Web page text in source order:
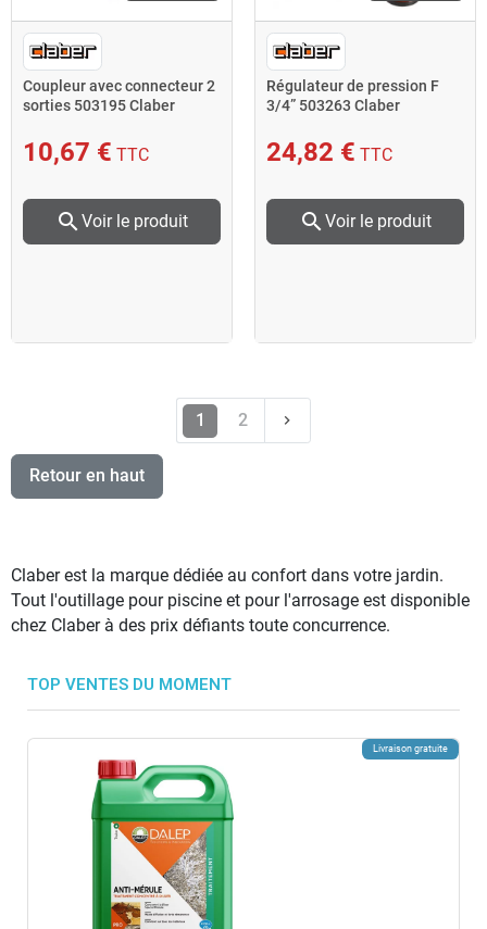
Coupleur avec connecteur 2
sorties 503195 Claber
10,67 € TTC
search Voir le produit
Régulateur de pression F
3/4” 503263 Claber
24,82 € TTC
search Voir le produit
1 2 keyboard_arrow_right
Retour en haut
Claber est la marque dédiée au confort dans votre jardin.
Tout l'outillage pour piscine et pour l'arrosage est disponible
chez Claber à des prix défiants toute concurrence.
TOP VENTES DU MOMENT
Livraison gratuite